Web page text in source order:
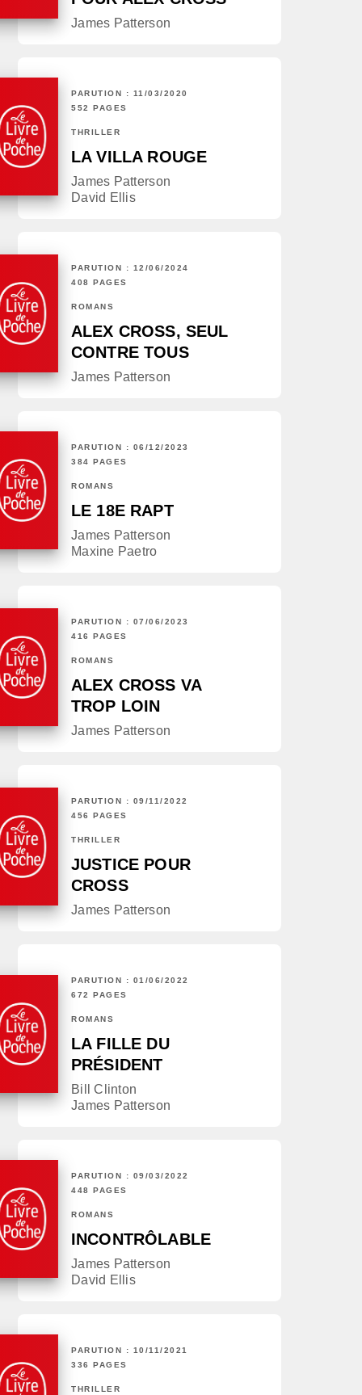
James Patterson
PARUTION : 11/03/2020
552 PAGES
THRILLER
LA VILLA ROUGE
James Patterson
David Ellis
PARUTION : 12/06/2024
408 PAGES
ROMANS
ALEX CROSS, SEUL
CONTRE TOUS
James Patterson
PARUTION : 06/12/2023
384 PAGES
ROMANS
LE 18E RAPT
James Patterson
Maxine Paetro
PARUTION : 07/06/2023
416 PAGES
ROMANS
ALEX CROSS VA
TROP LOIN
James Patterson
PARUTION : 09/11/2022
456 PAGES
THRILLER
JUSTICE POUR
CROSS
James Patterson
PARUTION : 01/06/2022
672 PAGES
ROMANS
LA FILLE DU
PRÉSIDENT
Bill Clinton
James Patterson
PARUTION : 09/03/2022
448 PAGES
ROMANS
INCONTRÔLABLE
James Patterson
David Ellis
PARUTION : 10/11/2021
336 PAGES
THRILLER